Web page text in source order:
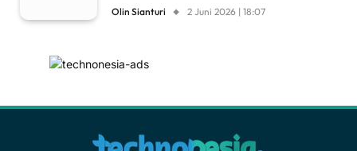
Olin Sianturi 2 Juni 2026 | 18:07